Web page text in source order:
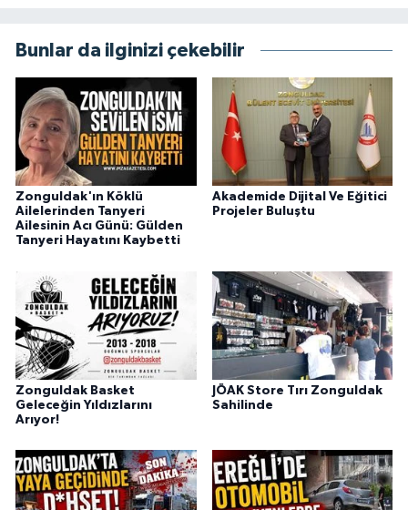
Bunlar da ilginizi çekebilir
Zonguldak'ın Köklü
Ailelerinden Tanyeri
Ailesinin Acı Günü: Gülden
Tanyeri Hayatını Kaybetti
Akademide Dijital Ve Eğitici
Projeler Buluştu
Zonguldak Basket
Geleceğin Yıldızlarını
Arıyor!
JÖAK Store Tırı Zonguldak
Sahilinde